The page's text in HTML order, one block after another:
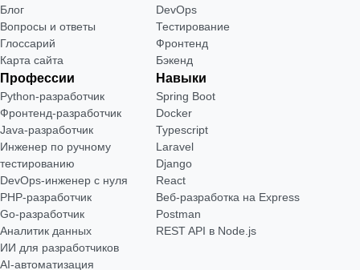
Блог
Вопросы и ответы
Глоссарий
Карта сайта
DevOps
Тестирование
Фронтенд
Бэкенд
Профессии
Python-разработчик
Фронтенд-разработчик
Java-разработчик
Инженер по ручному
тестированию
DevOps-инженер с нуля
РНР-разработчик
Go-разработчик
Аналитик данных
ИИ для разработчиков
AI-автоматизация
Навыки
Spring Boot
Docker
Typescript
Laravel
Django
React
Веб-разработка на Express
Postman
REST API в Node.js